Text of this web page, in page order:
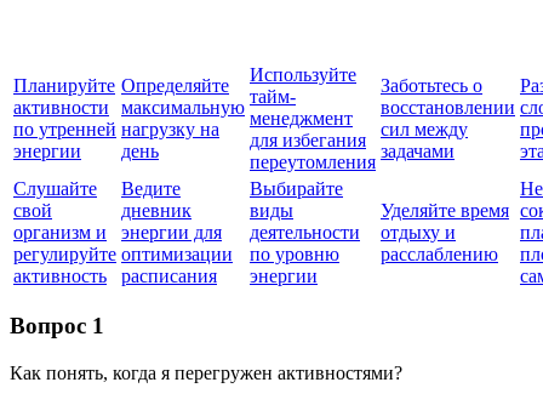
Планируйте
активности
по утренней
энергии
Определяйте
максимальную
нагрузку на
день
Используйте
тайм-
менеджмент
для избегания
переутомления
Заботьтесь о
восстановлении
сил между
задачами
Слушайте
свой
организм и
регулируйте
активность
Ведите
дневник
энергии для
оптимизации
расписания
Выбирайте
виды
деятельности
по уровню
энергии
Уделяйте время
отдыху и
расслаблению
Не
Вопрос 1
Как понять, когда я перегружен активностями?